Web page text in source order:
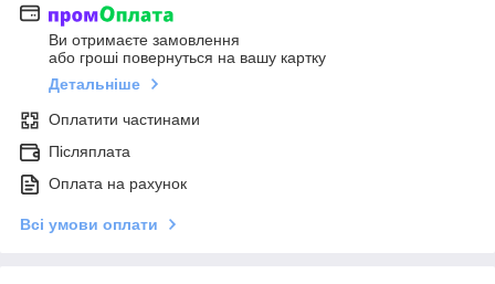
Ви отримаєте замовлення
або гроші повернуться на вашу картку
Детальніше
Оплатити частинами
Післяплата
Оплата на рахунок
Всі умови оплати